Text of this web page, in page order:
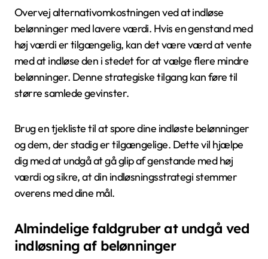
Overvej alternativomkostningen ved at indløse
belønninger med lavere værdi. Hvis en genstand med
høj værdi er tilgængelig, kan det være værd at vente
med at indløse den i stedet for at vælge flere mindre
belønninger. Denne strategiske tilgang kan føre til
større samlede gevinster.
Brug en tjekliste til at spore dine indløste belønninger
og dem, der stadig er tilgængelige. Dette vil hjælpe
dig med at undgå at gå glip af genstande med høj
værdi og sikre, at din indløsningsstrategi stemmer
overens med dine mål.
Almindelige faldgruber at undgå ved
indløsning af belønninger